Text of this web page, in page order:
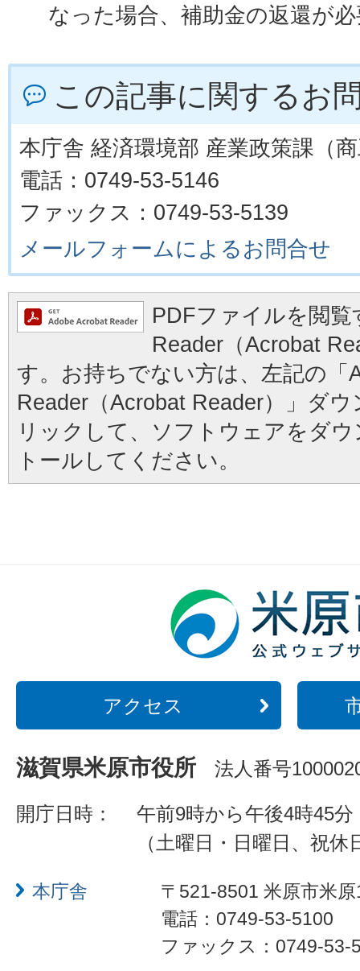
なった場合、補助金の返還が
この記事に関するお
本庁舎 経済環境部 産業政策課（
電話：0749-53-5146
ファックス：0749-53-5139
メールフォームによるお問合せ
PDFファイルを閲
Reader（Acrobat
す。お持ちでない方は、左記の「
Reader（Acrobat Reader）」ダ
リックして、ソフトウェアをダ
トールしてください。
アクセス
滋賀県米原市役所 法人番号
開庁日時：
午前9時から午後4時45分
（土曜日・日曜日、祝
本庁舎
〒521-8501 米原市米
電話：0749-53-5100
ファックス：0749-53-